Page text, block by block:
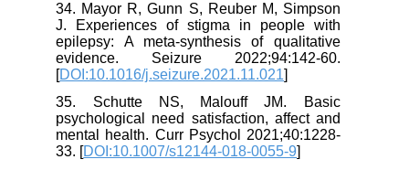
34. Mayor R, Gunn S, Reuber M, Simpson
J. Experiences of stigma in people with
epilepsy: A meta-synthesis of qualitative
evidence. Seizure 2022;94:142-60.
[DOI:10.1016/j.seizure.2021.11.021
35. Schutte NS, Malouff JM. Basic
psychological need satisfaction, affect and
mental health. Curr Psychol 2021;40:1228-
33. [DOI:10.1007/s12144-018-0055-9